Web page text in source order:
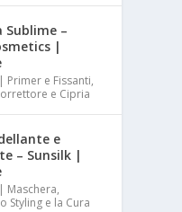
–
|
| Primer e Fissanti,
e Cipria
e
– Sunsilk |
| Maschera,
Styling e la Cura